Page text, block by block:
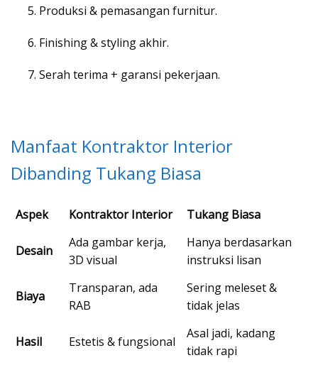
Produksi & pemasangan furnitur.
Finishing & styling akhir.
Serah terima + garansi pekerjaan.
Manfaat Kontraktor Interior
Dibanding Tukang Biasa
Aspek Kontraktor Interior Tukang Biasa
Desain
Ada gambar kerja,
3D visual
Hanya berdasarkan
instruksi lisan
Biaya
Transparan, ada
RAB
Sering meleset &
tidak jelas
Hasil Estetis & fungsional
Asal jadi, kadang
tidak rapi